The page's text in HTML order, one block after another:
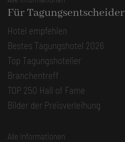
Für Tagungsentscheider
Hotel empfehlen
Bestes Tagungshotel 2026
Top Tagungshotelier
Branchentreff
TOP 250 Hall of Fame
Bilder der Preisverleihung
Alle Informationen